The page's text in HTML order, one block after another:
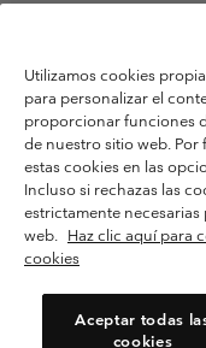
Condiciones de uso
Política de Privacidad
Términos y condiciones
Términos De Uso Del
Impressum
Cookies
Utilizamos cookies
para personalizar el
proporcionar funciones
de nuestro sitio web. Por
estas cookies en las
Incluso si rechazas las
estrictamente
web. Haz clic aquí para
cookies
Aceptar todas
cookies
España